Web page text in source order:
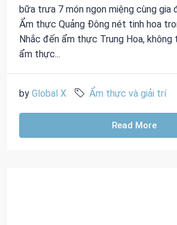
bữa trưa 7 món ngon miệng cùng gia
Ẩm thực Quảng Đông nét tinh hoa
Nhắc đến ẩm thực Trung Hoa, không
ẩm thực...
by Global X Ẩm thực và giải trí
Read More